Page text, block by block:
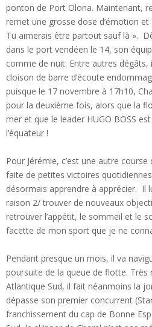
ponton de Port Olona. Maintenant,
remet une grosse dose d’émotion et
Tu aimerais être partout sauf là ».
dans le port vendéen le 14, son
comme de nuit. Entre autres dégâts,
cloison de barre d’écoute
puisque le 17 novembre à 17h10,
pour la deuxième fois, alors que la
mer et que le leader HUGO BOSS
l’équateur !
Pour Jérémie, c’est une autre
faite de petites victoires
désormais apprendre à apprécier. Il
raison 2/ trouver de nouveaux
retrouver l’appétit, le sommeil et le
facette de mon sport que je ne
Pendant presque un mois, il va
poursuite de la queue de flotte. Très
Atlantique Sud, il fait néanmoins la
dépasse son premier concurrent
franchissement du cap de Bonne